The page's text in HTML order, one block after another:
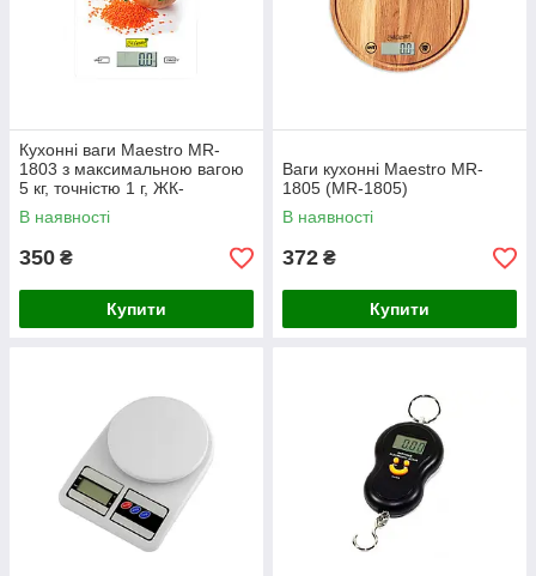
Кухонні ваги Maestro MR-
1803 з максимальною вагою
5 кг, точністю 1 г, ЖК-
дисплеєм і автоматичним
вимкненням
В наявності
350 ₴
Купити
Ваги кухонні Maestro MR-
1805 (MR-1805)
В наявності
372 ₴
Купити